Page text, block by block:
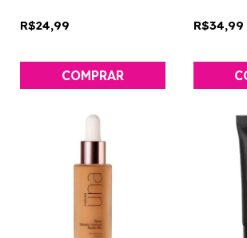
R$24,99
COMPRAR
R$34,99